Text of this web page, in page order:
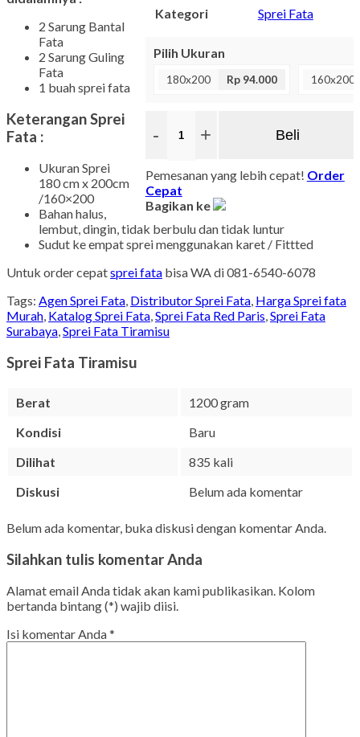
Kategori
Sprei Fata
Pilih Ukuran
180x200 Rp 94.000 160x200
- + Beli
Pemesanan yang lebih cepat! Order
Cepat
Bagikan ke
2 Sarung Bantal
Fata
2 Sarung Guling
Fata
1 buah sprei fata
Keterangan Sprei
Fata :
Ukuran Sprei
180 cm x 200cm
/160×200
Bahan halus,
lembut, dingin, tidak berbulu dan tidak luntur
Sudut ke empat sprei menggunakan karet / Fittted
Untuk order cepatsprei fata bisa WA di 081-6540-6078
Tags: Agen Sprei Fata, Distributor Sprei Fata, Harga Sprei fata
Murah, Katalog Sprei Fata,Sprei Fata Red Paris,Sprei Fata
Surabaya,Sprei Fata Tiramisu
Sprei Fata Tiramisu
Berat
1200 gram
Kondisi
Baru
Dilihat
835 kali
Diskusi
Belum ada komentar
Belum ada komentar, buka diskusi dengan komentar Anda.
Silahkan tulis komentar Anda
Alamat email Anda tidak akan kami publikasikan. Kolom
bertanda bintang (*) wajib diisi.
Isi komentar Anda*